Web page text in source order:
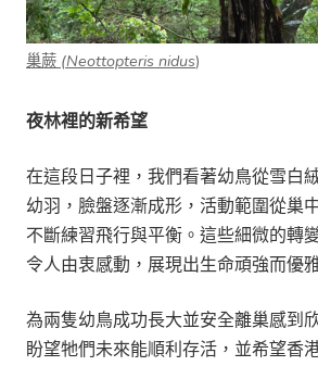
巢蕨 (Neottopteris nidus)
夜林裡的新希望
在這段日子裡，我們看著幼鳥從雪白
幼羽，臉盤逐漸成形，活動範圍從巢
不斷練習飛行與平衡。這些細微的轉
令人由衷感動，展現出生命頑強而優
為兩隻幼鳥成功長大並安全離巢感到
盼望牠們未來能順利存活，並希望香